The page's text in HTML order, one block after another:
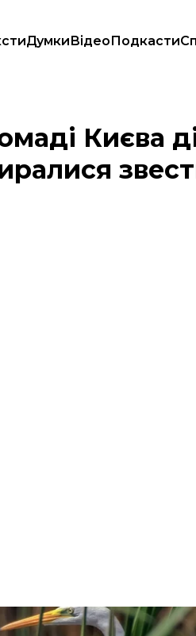
ДумкиВідеоПодкасти
якій збиралися звести ТРЦ
Києва
в Києві, серпень 2023 року.